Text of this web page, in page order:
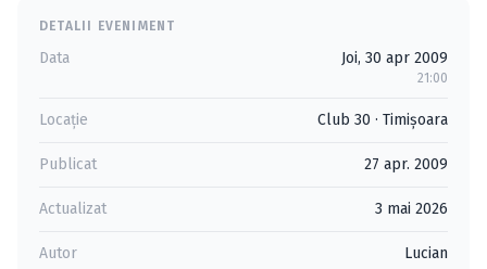
DETALII EVENIMENT
Data Joi, 30 apr 2009
21:00
Locație Club 30 · Timişoara
Publicat 27 apr. 2009
Actualizat 3 mai 2026
Autor Lucian